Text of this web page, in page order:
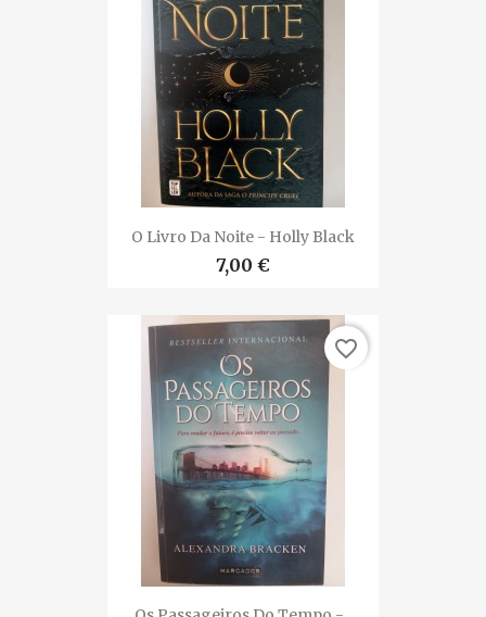
O Livro Da Noite - Holly Black
7,00 €
favorite_border